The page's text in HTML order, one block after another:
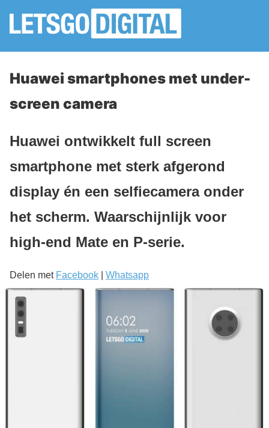
Huawei smartphones met under-
screen camera
Huawei ontwikkelt full screen
smartphone met sterk afgerond
display én een selfiecamera onder
het scherm. Waarschijnlijk voor
high-end Mate en P-serie.
Delen met Facebook Whatsapp